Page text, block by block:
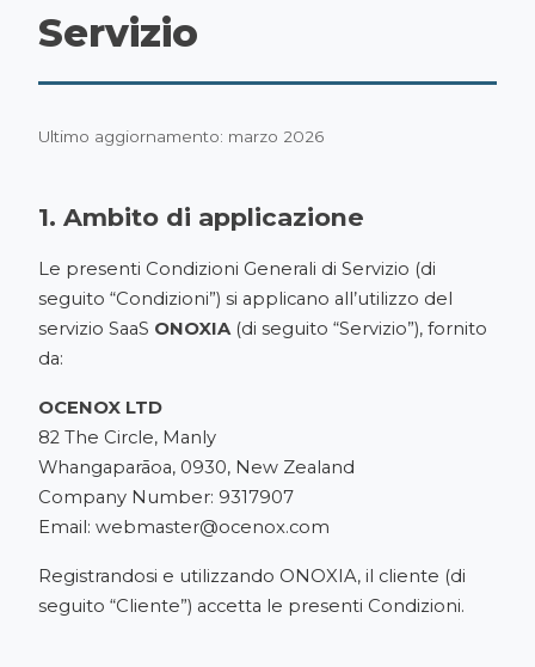
Servizio
Ultimo aggiornamento: marzo 2026
1. Ambito di applicazione
Le presenti Condizioni Generali di Servizio (di
seguito “Condizioni”) si applicano all’utilizzo del
servizio SaaS ONOXIA(di seguito “Servizio”), fornito
da:
OCENOX LTD
82 The Circle, Manly
Whangaparāoa, 0930, New Zealand
Company Number: 9317907
Email: webmaster@ocenox.com
Registrandosi e utilizzando ONOXIA, il cliente (di
seguito “Cliente”) accetta le presenti Condizioni.